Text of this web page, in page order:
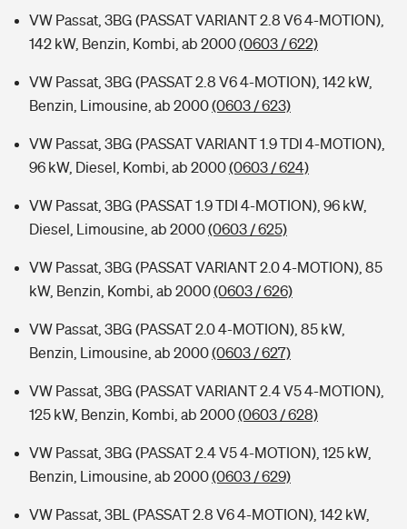
VW Passat, 3BG (PASSAT VARIANT 2.8 V6 4-MOTION),
142 kW, Benzin, Kombi, ab 2000(0603 / 622)
VW Passat, 3BG (PASSAT 2.8 V6 4-MOTION), 142 kW,
Benzin, Limousine, ab 2000(0603 / 623)
VW Passat, 3BG (PASSAT VARIANT 1.9 TDI 4-MOTION),
96 kW, Diesel, Kombi, ab 2000(0603 / 624)
VW Passat, 3BG (PASSAT 1.9 TDI 4-MOTION), 96 kW,
Diesel, Limousine, ab 2000(0603 / 625)
VW Passat, 3BG (PASSAT VARIANT 2.0 4-MOTION), 85
kW, Benzin, Kombi, ab 2000(0603 / 626)
VW Passat, 3BG (PASSAT 2.0 4-MOTION), 85 kW,
Benzin, Limousine, ab 2000(0603 / 627)
VW Passat, 3BG (PASSAT VARIANT 2.4 V5 4-MOTION),
125 kW, Benzin, Kombi, ab 2000(0603 / 628)
VW Passat, 3BG (PASSAT 2.4 V5 4-MOTION), 125 kW,
Benzin, Limousine, ab 2000(0603 / 629)
VW Passat, 3BL (PASSAT 2.8 V6 4-MOTION), 142 kW,